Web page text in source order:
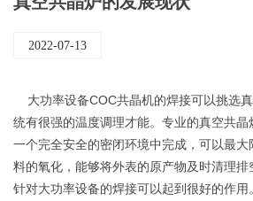
2022-07-13
大功率设备COC共晶机的焊接可以挑选
统有很强的温度调理才能。专业的真空共
一个完全安全的密闭环境中完成，可以最
料的氧化，能够将外表的原产物及时清理
针对大功率设备的焊接可以起到很好的作用。